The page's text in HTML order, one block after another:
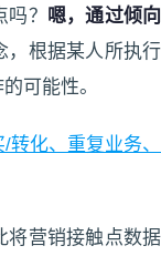
？ 嗯，通过倾向
，根据某人所执行
可能性。
/转化、重复业务、
将营销接触点数据